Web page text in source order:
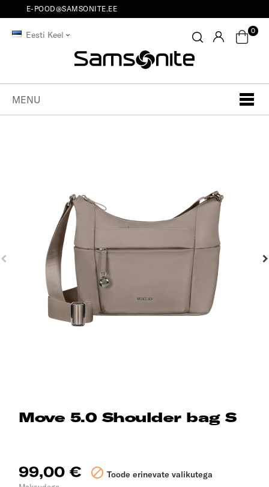
E-POOD@SAMSONITE.EE
Eesti Keel 0
MENU
Move 5.0 Shoulder bag S
99,00 €  Toode erinevate valikutega